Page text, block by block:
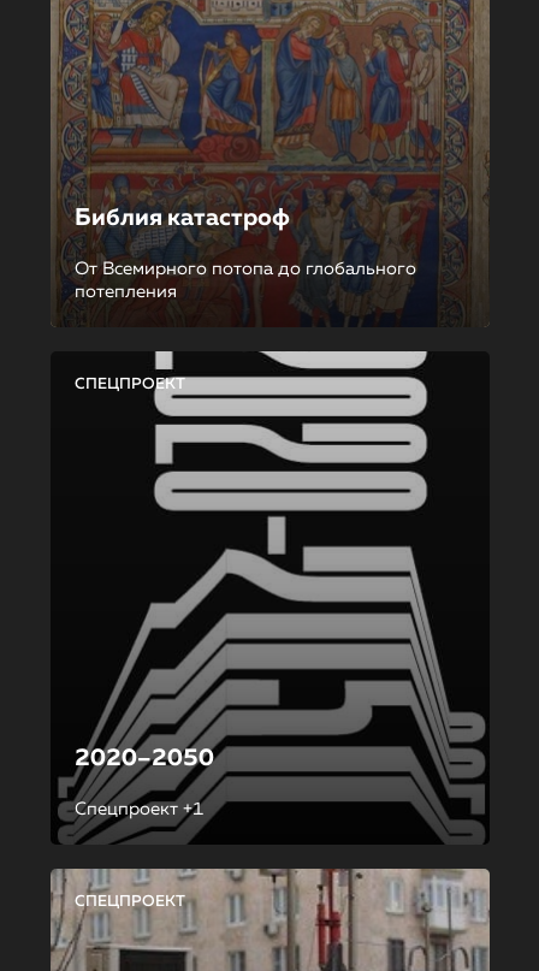
Библия катастроф
От Всемирного потопа до глобального
потепления
СПЕЦПРОЕКТ
2020–2050
Спецпроект +1
СПЕЦПРОЕКТ